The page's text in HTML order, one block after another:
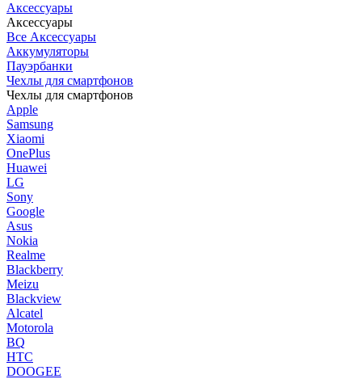
Аксессуары
Аксессуары
Все Аксессуары
Аккумуляторы
Пауэрбанки
Чехлы для смартфонов
Чехлы для смартфонов
Apple
Samsung
Xiaomi
OnePlus
Huawei
LG
Sony
Google
Asus
Nokia
Realme
Blackberry
Meizu
Blackview
Alcatel
Motorola
BQ
HTC
DOOGEE